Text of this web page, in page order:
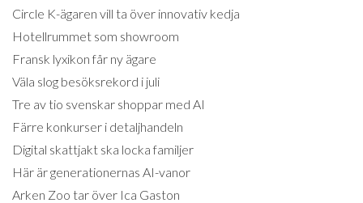
Circle K-ägaren vill ta över innovativ kedja
Hotellrummet som showroom
Fransk lyxikon får ny ägare
Väla slog besöksrekord i juli
Tre av tio svenskar shoppar med AI
Färre konkurser i detaljhandeln
Digital skattjakt ska locka familjer
Här är generationernas AI-vanor
Arken Zoo tar över Ica Gaston